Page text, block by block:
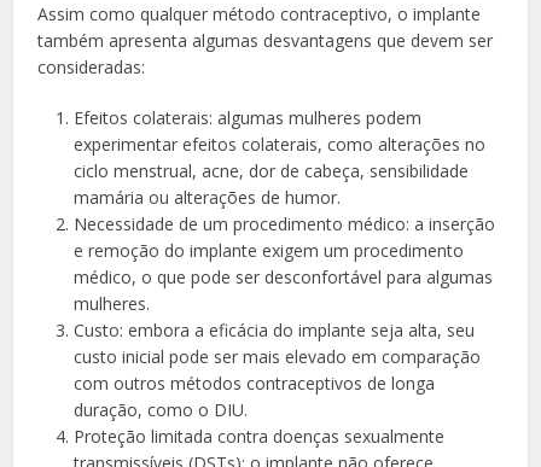
Assim como qualquer método contraceptivo, o implante
também apresenta algumas desvantagens que devem ser
consideradas:
Efeitos colaterais: algumas mulheres podem
experimentar efeitos colaterais, como alterações no
ciclo menstrual, acne, dor de cabeça, sensibilidade
mamária ou alterações de humor.
Necessidade de um procedimento médico: a inserção
e remoção do implante exigem um procedimento
médico, o que pode ser desconfortável para algumas
mulheres.
Custo: embora a eficácia do implante seja alta, seu
custo inicial pode ser mais elevado em comparação
com outros métodos contraceptivos de longa
duração, como o DIU.
Proteção limitada contra doenças sexualmente
transmissíveis (DSTs): o implante não oferece